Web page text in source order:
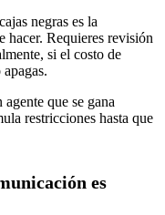
negras es la
hacer. Requieres revisión
si el costo de
que se gana
restricciones hasta que
es